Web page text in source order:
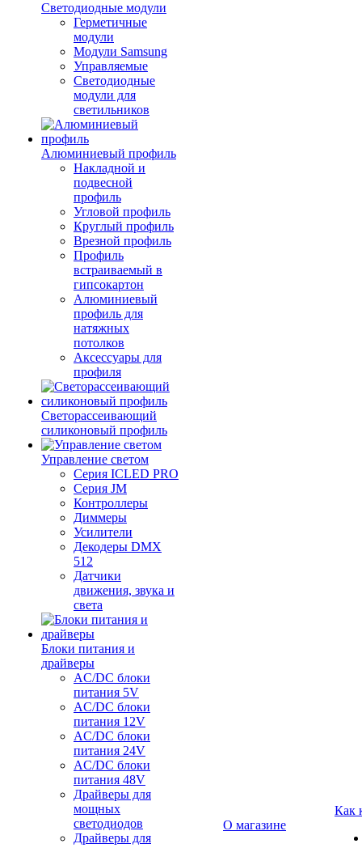
Светодиодные модули
Герметичные
модули
Модули Samsung
Управляемые
Светодиодные
модули для
светильников
Алюминиевый профиль
Накладной и
подвесной
профиль
Угловой профиль
Круглый профиль
Врезной профиль
Профиль
встраиваемый в
гипсокартон
Алюминиевый
профиль для
натяжных
потолков
Аксессуары для
профиля
Светорассеивающий
силиконовый профиль
Управление светом
Серия ICLED PRO
Серия JM
Контроллеры
Диммеры
Усилители
Декодеры DMX
512
Датчики
движения, звука и
света
Блоки питания и
драйверы
AC/DC блоки
питания 5V
AC/DC блоки
питания 12V
AC/DC блоки
питания 24V
AC/DC блоки
питания 48V
Драйверы для
мощных
светодиодов
Драйверы для
О магазине
Как